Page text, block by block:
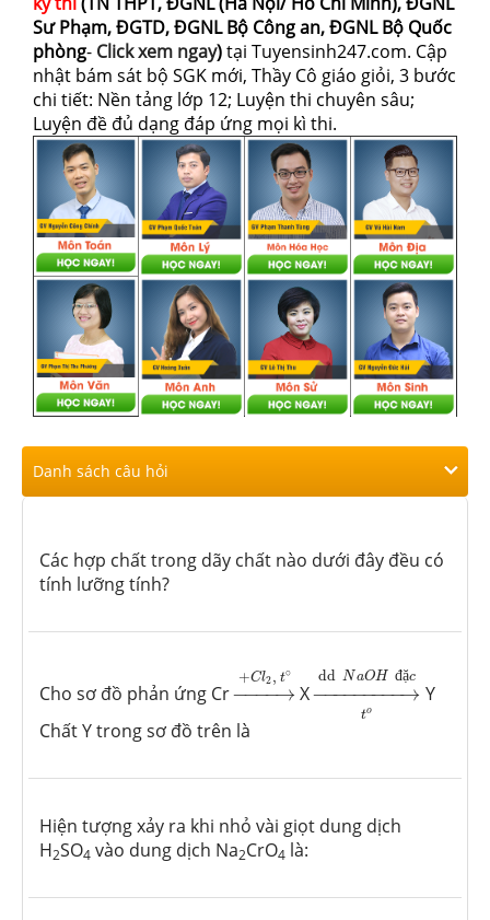
Sư Phạm, ĐGTD, ĐGNL Bộ Công an, ĐGNL Bộ Quốc
phòng- Click xem ngay)tại Tuyensinh247.com. Cập
nhật bám sát bộ SGK mới, Thầy Cô giáo giỏi, 3 bước
chi tiết: Nền tảng lớp 12; Luyện thi chuyên sâu;
Luyện đề đủ dạng đáp ứng mọi kì thi.
Danh sách câu hỏi
Các hợp chất trong dãy chất nào dưới đây đều có
tính lưỡng tính?
Cho sơ đồ phản ứng Cr
+Cl2, t∘
−−−−→
→+C l2 ∘
X
dd NaOH đặc
−−−−−−−−−→
to
→ oddNaO
Y
Chất Y trong sơ đồ trên là
Hiện tượng xảy ra khi nhỏ vài giọt dung dịch
H2SO4 vào dung dịch Na2CrO4 là: